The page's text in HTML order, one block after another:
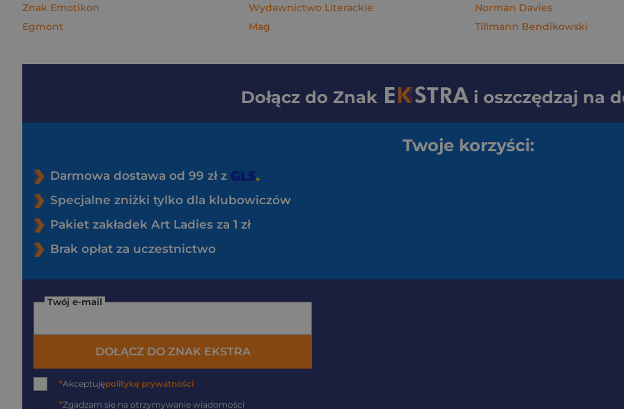
Znak Emotikon
Egmont
Wydawnictwo Literackie
Mag
Norman Davies
Tillmann Bendikowski
Dołącz do Znak i oszczędzaj na
Twoje korzyści:
Darmowa dostawa od 99 zł z
Specjalne zniżki tylko dla klubowiczów
Pakiet zakładek Art Ladies za 1 zł
Brak opłat za uczestnictwo
Twój e-mail
DOŁĄCZ DO ZNAK EKSTRA
*Akceptujępolitykę prywatności
*Zgadzam się na otrzymywanie wiadomości